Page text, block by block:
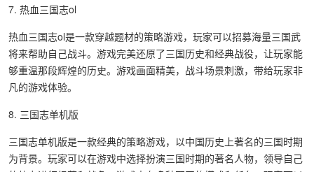
7. 热血三国志ol
热血三国志ol是一款穿越题材的策略游戏，玩家可以招募海量三国武
将来帮助自己战斗。游戏完美还原了三国历史和经典战役，让玩家能
够重温那段辉煌的历史。游戏画面精美，战斗场景刺激，带给玩家非
凡的游戏体验。
8. 三国志单机版
三国志单机版是一款经典的策略游戏，以中国历史上著名的三国时期
为背景。玩家可以在游戏中选择扮演三国时期的著名人物，领导自己